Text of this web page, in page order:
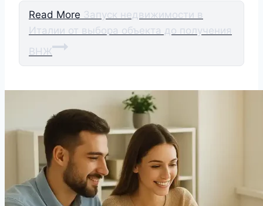
Read More Запуск недвижимости в
Италии от выбора объекта до получения
ВНЖ